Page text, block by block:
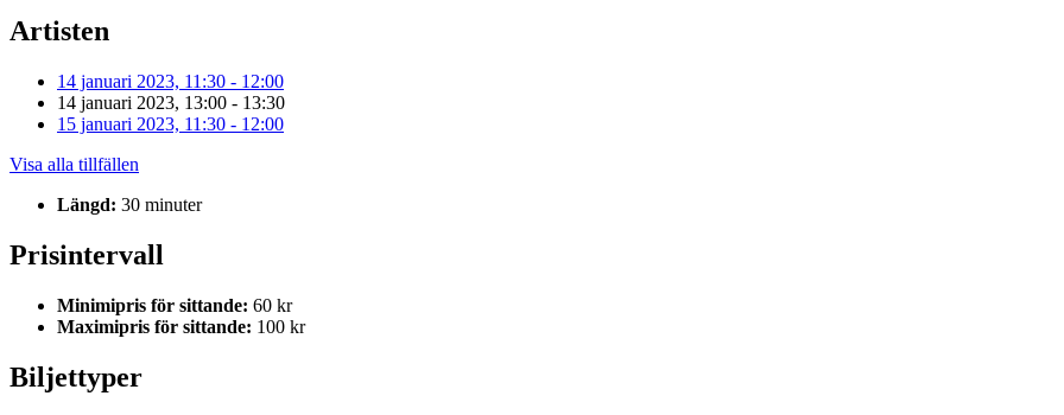
Artisten
14 januari 2023, 11:30 - 12:00
14 januari 2023, 13:00 - 13:30
15 januari 2023, 11:30 - 12:00
Visa alla tillfällen
Längd: 30 minuter
Prisintervall
Minimipris för sittande: 60 kr
Maximipris för sittande: 100 kr
Biljettyper